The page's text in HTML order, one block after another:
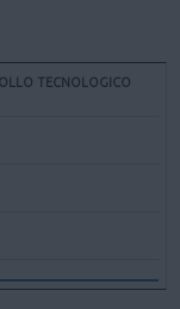
TECNOLOGICO